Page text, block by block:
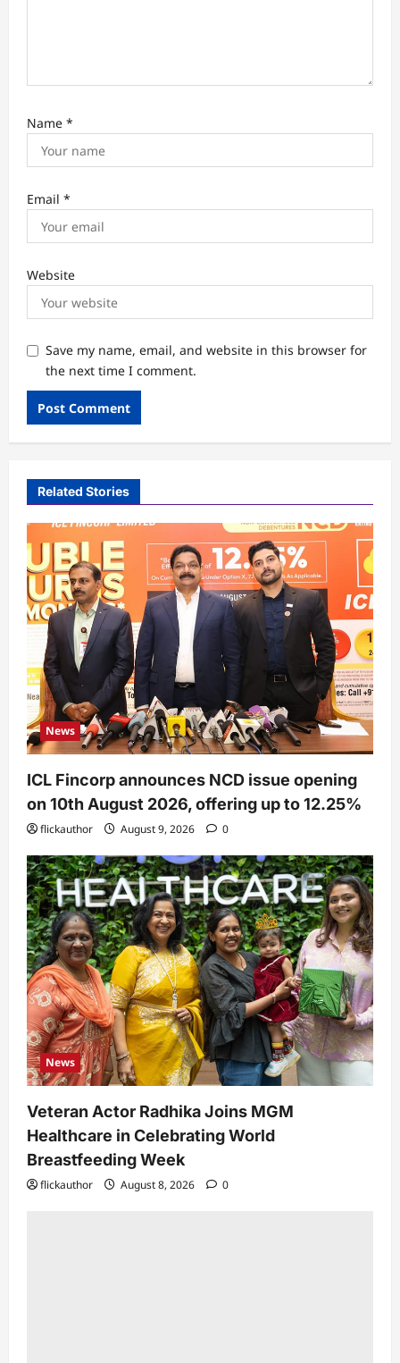
Name *
Email *
Website
Save my name, email, and website in this browser for
the next time I comment.
Related Stories
News
ICL Fincorp announces NCD issue opening
on 10th August 2026, offering up to 12.25%
flickauthor August 9, 2026 0
News
Veteran Actor Radhika Joins MGM
Healthcare in Celebrating World
Breastfeeding Week
flickauthor August 8, 2026 0